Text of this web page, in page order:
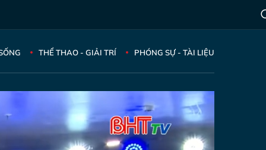
THỂ THAO - GIẢI TRÍ PHÓNG SỰ - TÀI LIỆU